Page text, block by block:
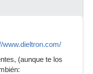
www.dieltron.com/
(aunque te los